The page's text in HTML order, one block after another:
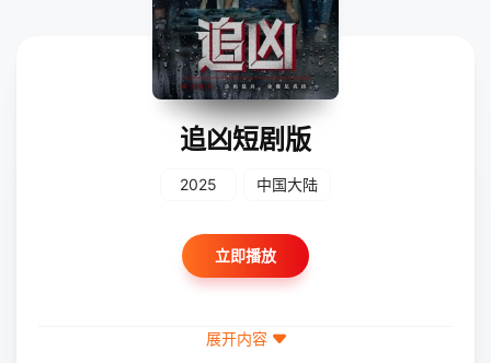
追凶短剧版
2025 中国大陆
立即播放
展开内容